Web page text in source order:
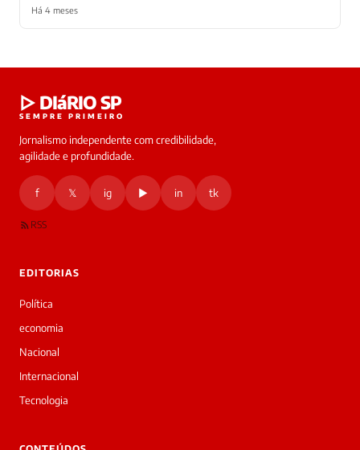
Há 4 meses
online
Oi!
Bom
dia!
a
Laura,
▷ DIáRIO SP
SEMPRE PRIMEIRO
Jornalismo independente com credibilidade,
agilidade e profundidade.
f 𝕏 ig ▶ in tk
RSS
EDITORIAS
Política
economia
Nacional
Internacional
Tecnologia